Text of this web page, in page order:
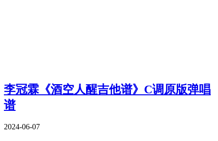
李冠霖《酒空人醒吉他谱》C调原版弹唱
谱
2024-06-07